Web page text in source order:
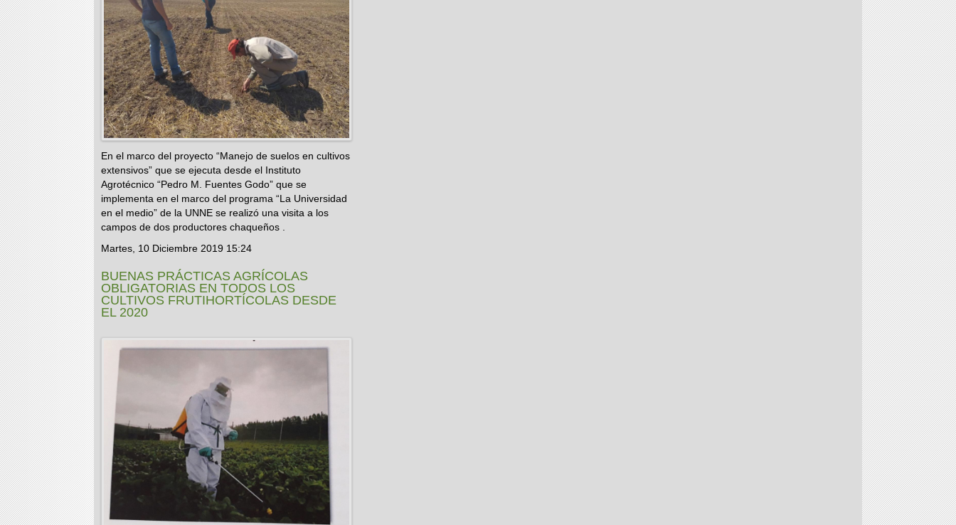
En el marco del proyecto “Manejo de suelos en cultivos
extensivos” que se ejecuta desde el Instituto
Agrotécnico “Pedro M. Fuentes Godo” que se
implementa en el marco del programa “La Universidad
en el medio” de la UNNE se realizó una visita a los
campos de dos productores chaqueños .
Martes, 10 Diciembre 2019 15:24
BUENAS PRÁCTICAS AGRÍCOLAS
OBLIGATORIAS EN TODOS LOS
CULTIVOS FRUTIHORTÍCOLAS DESDE
EL 2020